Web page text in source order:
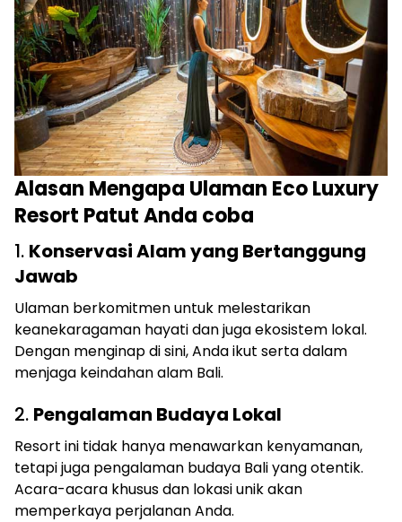
Alasan Mengapa Ulaman Eco Luxury
Resort Patut Anda coba
1. Konservasi Alam yang Bertanggung
Jawab
Ulaman berkomitmen untuk melestarikan
keanekaragaman hayati dan juga ekosistem lokal.
Dengan menginap di sini, Anda ikut serta dalam
menjaga keindahan alam Bali.
2. Pengalaman Budaya Lokal
Resort ini tidak hanya menawarkan kenyamanan,
tetapi juga pengalaman budaya Bali yang otentik.
Acara-acara khusus dan lokasi unik akan
memperkaya perjalanan Anda.